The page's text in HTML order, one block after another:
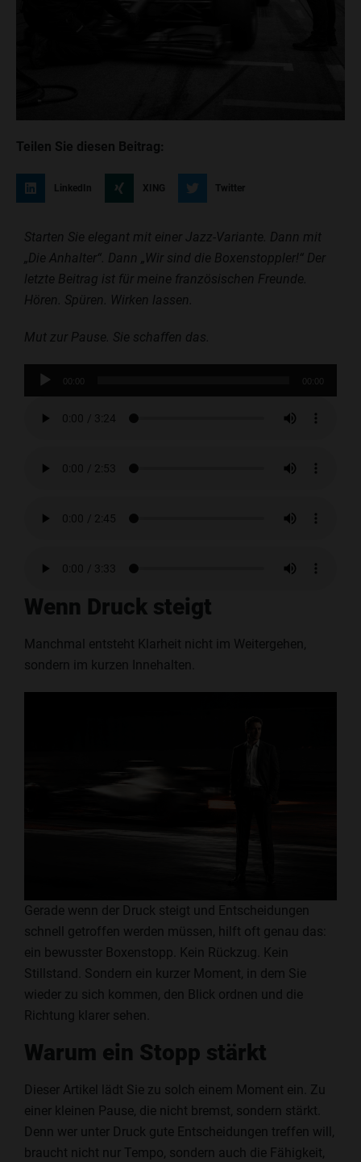
Teilen Sie diesen Beitrag:
LinkedIn XING Twitter
Starten Sie elegant mit einer Jazz-Variante. Dann mit
„Die Anhalter“. Dann „Wir sind die Boxenstoppler!“ Der
letzte Beitrag ist für meine französischen Freunde.
Hören. Spüren. Wirken lassen.
Mut zur Pause. Sie schaffen das.
Audio-
Player
00:00 00:00
Wenn Druck steigt
Manchmal entsteht Klarheit nicht im Weitergehen,
sondern im kurzen Innehalten.
Gerade wenn der Druck steigt und Entscheidungen
schnell getroffen werden müssen, hilft oft genau das:
ein bewusster Boxenstopp. Kein Rückzug. Kein
Stillstand. Sondern ein kurzer Moment, in dem Sie
wieder zu sich kommen, den Blick ordnen und die
Richtung klarer sehen.
Warum ein Stopp stärkt
Dieser Artikel lädt Sie zu solch einem Moment ein. Zu
einer kleinen Pause, die nicht bremst, sondern stärkt.
Denn wer unter Druck gute Entscheidungen treffen will,
braucht nicht nur Tempo, sondern auch die Fähigkeit,